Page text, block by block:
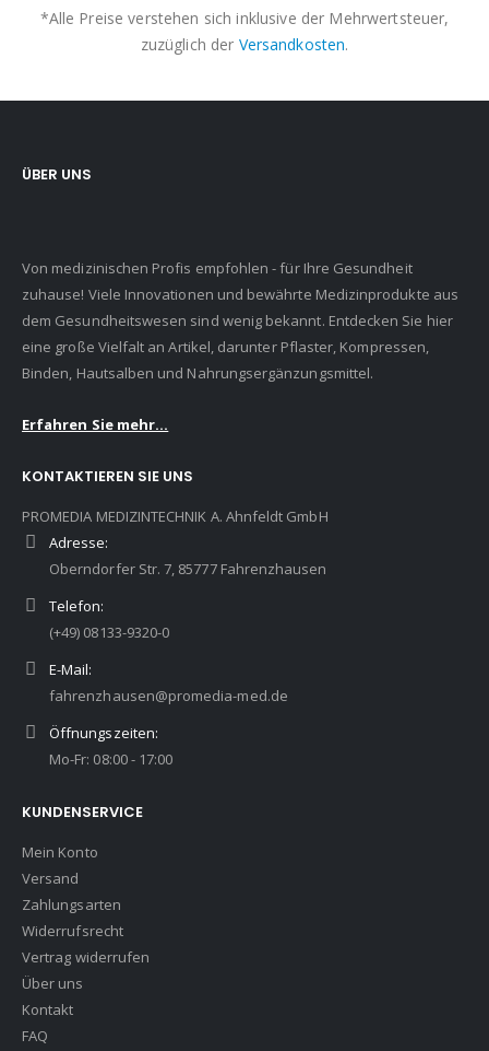
*Alle Preise verstehen sich inklusive der Mehrwertsteuer,
zuzüglich der Versandkosten.
ÜBER UNS
Von medizinischen Profis empfohlen - für Ihre Gesundheit
zuhause! Viele Innovationen und bewährte Medizinprodukte aus
dem Gesundheitswesen sind wenig bekannt. Entdecken Sie hier
eine große Vielfalt an Artikel, darunter Pflaster, Kompressen,
Binden, Hautsalben und Nahrungsergänzungsmittel.
Erfahren Sie mehr...
KONTAKTIEREN SIE UNS
PROMEDIA MEDIZINTECHNIK A. Ahnfeldt GmbH
Adresse:
Oberndorfer Str. 7, 85777 Fahrenzhausen
Telefon:
(+49) 08133-9320-0
E-Mail:
fahrenzhausen@promedia-med.de
Öffnungszeiten:
Mo-Fr: 08:00 - 17:00
KUNDENSERVICE
Mein Konto
Versand
Zahlungsarten
Widerrufsrecht
Vertrag widerrufen
Über uns
Kontakt
FAQ